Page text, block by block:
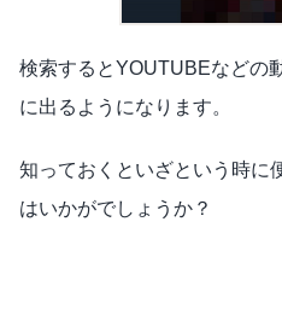
検索するとYOUTUBEなどの
に出るようになります。
知っておくといざという時に
はいかがでしょうか？